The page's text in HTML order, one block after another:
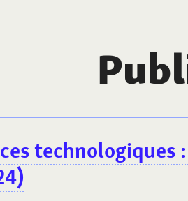
technologiques